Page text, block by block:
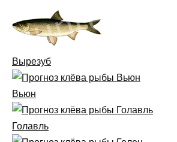
Вырезуб
Вьюн
Голавль